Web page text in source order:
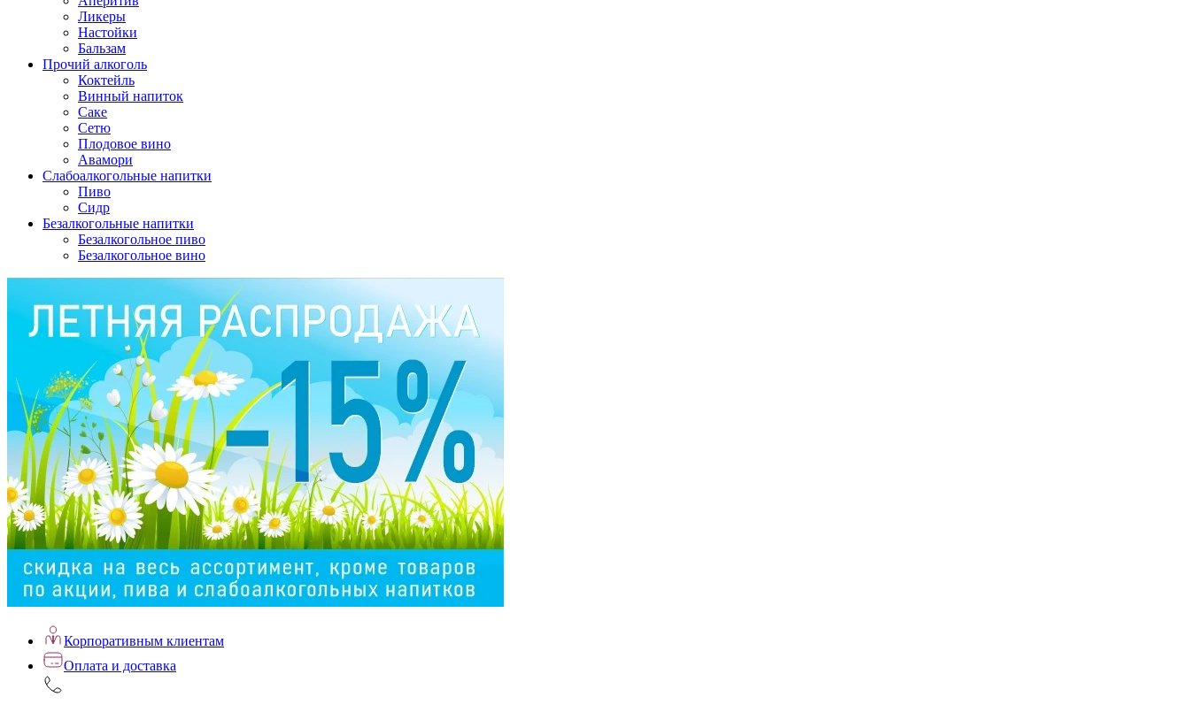
Ликеры
Настойки
Бальзам
Прочий алкоголь
Коктейль
Винный напиток
Саке
Сетю
Плодовое вино
Авамори
Слабоалкогольные напитки
Пиво
Сидр
Безалкогольные напитки
Безалкогольное пиво
Безалкогольное вино
Корпоративным клиентам
Оплата и доставка